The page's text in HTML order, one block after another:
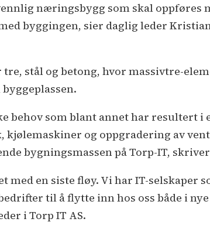
næringsbygg som skal oppføres
byggingen, sier daglig leder
stål og betong, hvor massivtre-
behov som blant annet har resultert
kjølemaskiner og oppgradering av
bygningsmassen på Torp-IT,
med en siste fløy. Vi har IT-selskaper
til å flytte inn hos oss både i
i Torp IT AS.